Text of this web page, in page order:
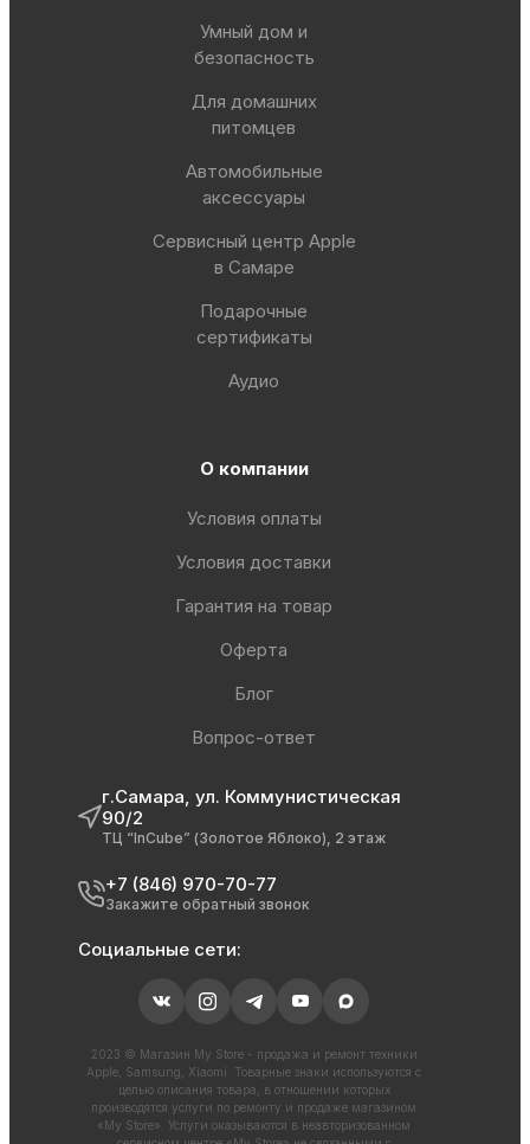
Умный дом и
безопасность
Для домашних
питомцев
Автомобильные
аксессуары
Сервисный центр Apple
в Самаре
Подарочные
сертификаты
Аудио
О компании
Условия оплаты
Условия доставки
Гарантия на товар
Оферта
Блог
Вопрос-ответ
г.Самара, ул. Коммунистическая
90/2
ТЦ “InCube” (Золотое Яблоко), 2 этаж
+7 (846) 970-70-77
Закажите обратный звонок
Социальные сети:
2023 © Магазин My Store - продажа и ремонт техники
Apple, Samsung, Xiaomi. Товарные знаки используются с
целью описания товара, в отношении которых
производятся услуги по ремонту и продаже магазином
«My Store». Услуги оказываются в неавторизованном